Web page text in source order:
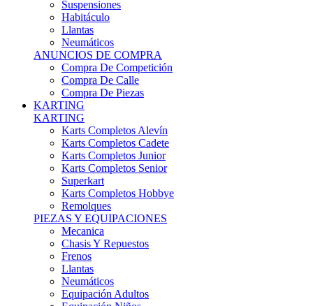
Llantas
Neumáticos
ANUNCIOS DE COMPRA
Compra De Competición
Compra De Calle
Compra De Piezas
KARTING
KARTING
Karts Completos Alevín
Karts Completos Cadete
Karts Completos Junior
Karts Completos Senior
Superkart
Karts Completos Hobbye
Remolques
PIEZAS Y EQUIPACIONES
Mecanica
Chasis Y Repuestos
Frenos
Llantas
Neumáticos
Equipación Adultos
Equipación Niños
Resto De Piezas